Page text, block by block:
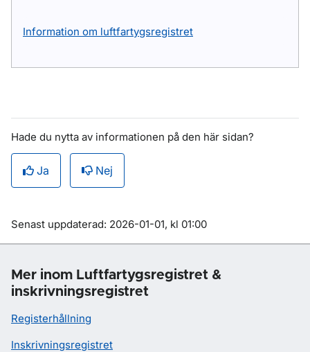
Information om luftfartygsregistret
Hade du nytta av informationen på den här sidan?
Ja Nej
Om sidan
Senast uppdaterad: 2026-01-01, kl 01:00
Mer inom Luftfartygsregistret &
inskrivningsregistret
Registerhållning
Inskrivningsregistret